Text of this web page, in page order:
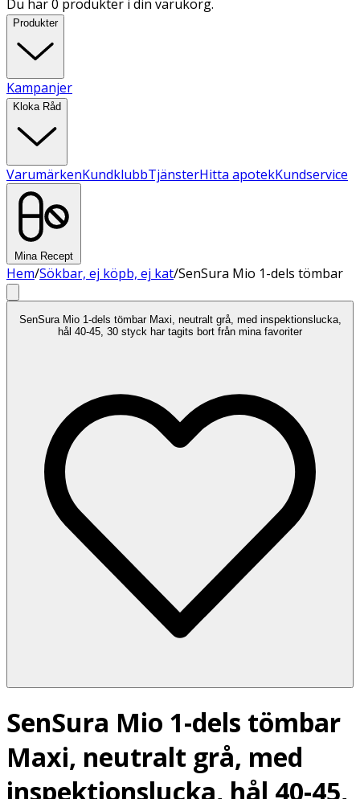
Du har 0 produkter i din varukorg.
Produkter
Kampanjer
Kloka Råd
VarumärkenKundklubbTjänsterHitta apotekKundservice
Mina Recept
Hem/Sökbar, ej köpb, ej kat/SenSura Mio 1-dels tömbar
SenSura Mio 1-dels tömbar Maxi, neutralt grå, med inspektionslucka,
hål 40-45, 30 styck har tagits bort från mina favoriter
SenSura Mio 1-dels tömbar
Maxi, neutralt grå, med
inspektionslucka, hål 40-45,